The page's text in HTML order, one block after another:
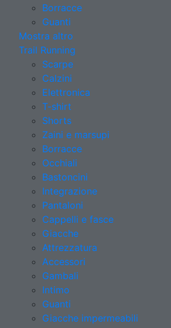
Borracce
Guanti
Mostra altro
Trail Running
Scarpe
Calzini
Elettronica
T-shirt
Shorts
Zaini e marsupi
Borracce
Occhiali
Bastoncini
Integrazione
Pantaloni
Cappelli e fasce
Giacche
Attrezzatura
Accessori
Gambali
Intimo
Guanti
Giacche impermeabili